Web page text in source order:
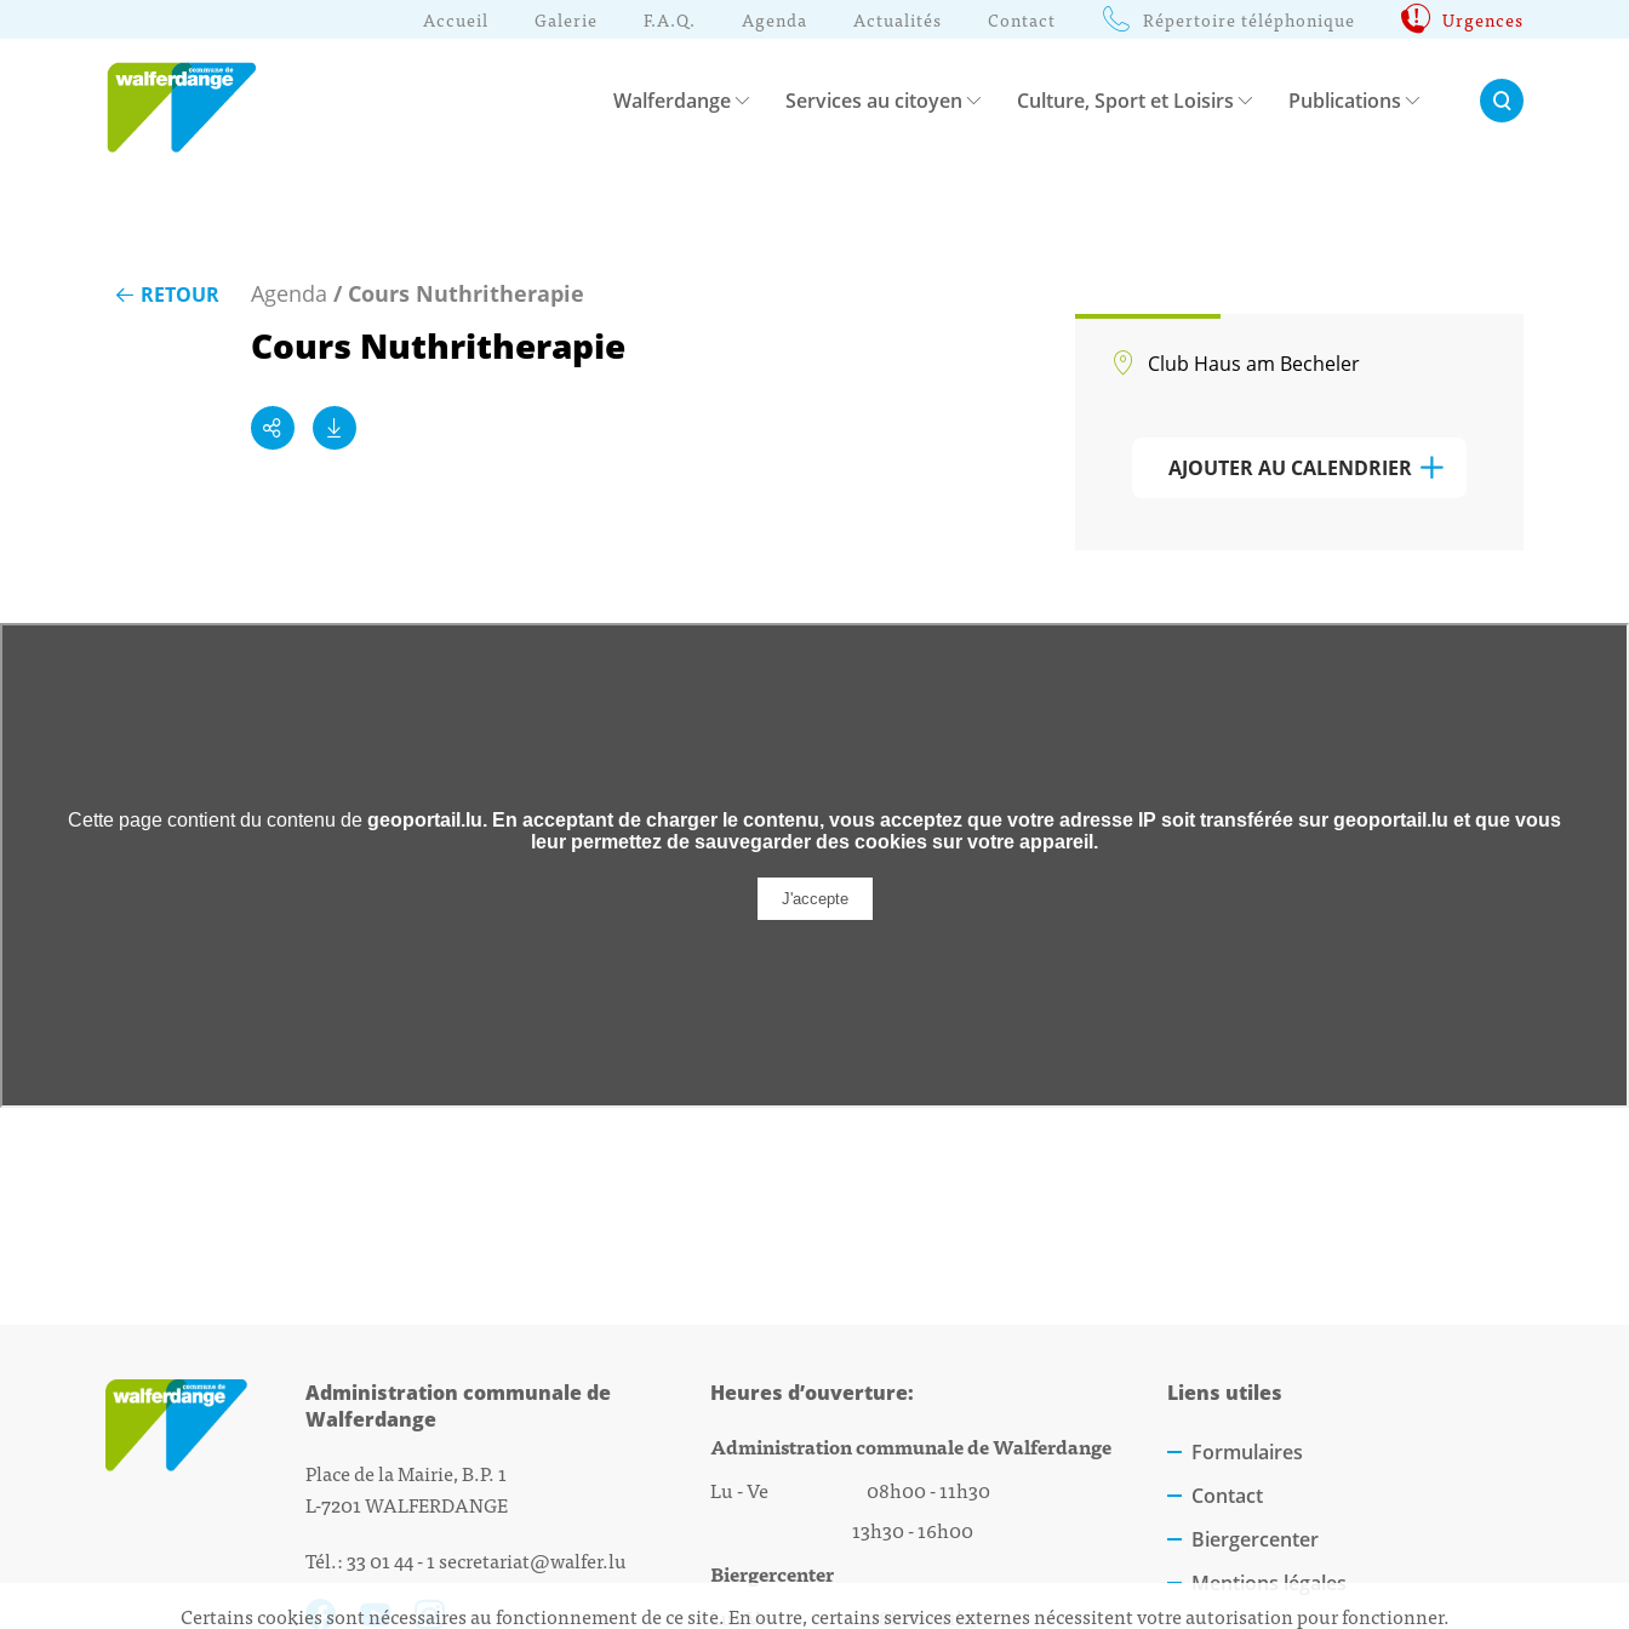
Accueil Galerie F.A.Q. Agenda Actualités Contact Répertoire téléphonique Urgences
Walferdange Services au citoyen Culture, Sport et Loisirs Publications Rechercher:
RETOUR Agenda / Cours Nuthritherapie
Cours Nuthritherapie Club Haus am Becheler
AJOUTER AU CALENDRIER
Administration communale de
Walferdange
Place de la Mairie, B.P. 1
L-7201 WALFERDANGE
Tél.: 33 01 44 - 1secretariat@walfer.lu
Heures d’ouverture:
Administration communale de Walferdange
Lu - Ve 08h00 - 11h30
13h30 - 16h00
Biergercenter
Lu - Ve 08h00 - 11h30
Liens utiles
Formulaires
Contact
Biergercenter
Mentions légales
Certains cookies sont nécessaires au fonctionnement de ce site. En outre, certains services externes nécessitent votre autorisation pour fonctionner.